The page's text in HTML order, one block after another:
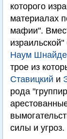
которого
материалах
мафии".
Наум
трое из
Ставицкий и
рода
силы и угроз.